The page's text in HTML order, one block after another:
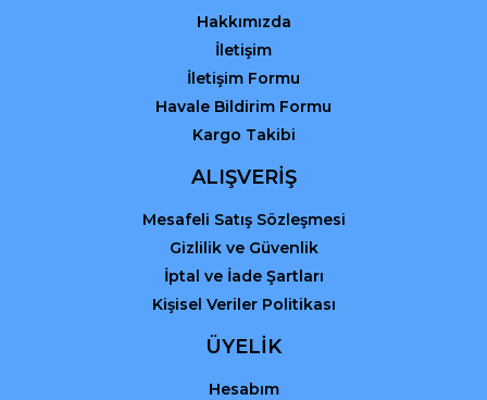
Gönder
Hakkımızda
İletişim
İletişim Formu
Havale Bildirim Formu
Kargo Takibi
ALIŞVERİŞ
Mesafeli Satış Sözleşmesi
Gizlilik ve Güvenlik
İptal ve İade Şartları
Kişisel Veriler Politikası
ÜYELİK
Hesabım